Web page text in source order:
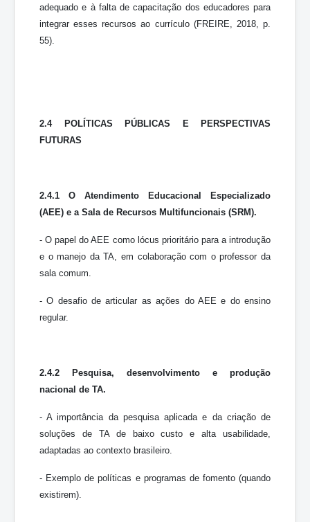
adequado e à falta de capacitação dos educadores para
integrar esses recursos ao currículo (FREIRE, 2018, p.
55).
2.4 POLÍTICAS PÚBLICAS E PERSPECTIVAS
FUTURAS
2.4.1 O Atendimento Educacional Especializado
(AEE) e a Sala de Recursos Multifuncionais (SRM).
- O papel do AEE como lócus prioritário para a introdução
e o manejo da TA, em colaboração com o professor da
sala comum.
- O desafio de articular as ações do AEE e do ensino
regular.
2.4.2 Pesquisa, desenvolvimento e produção
nacional de TA.
- A importância da pesquisa aplicada e da criação de
soluções de TA de baixo custo e alta usabilidade,
adaptadas ao contexto brasileiro.
- Exemplo de políticas e programas de fomento (quando
existirem).